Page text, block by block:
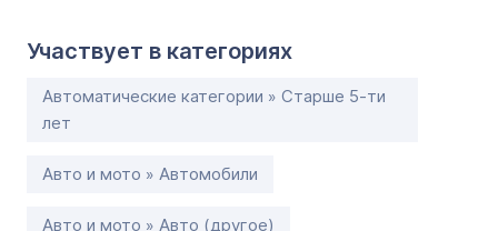
Участвует в категориях
Автоматические категории » Старше 5-ти
лет
Авто и мото » Автомобили
Авто и мото » Авто (другое)